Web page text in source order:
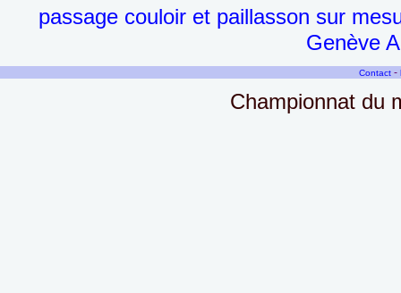
passage couloir et paillasson sur
Genève
Contact -
Championnat du